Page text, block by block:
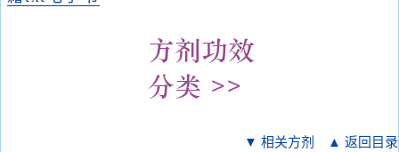
▼ 相关方剂 ▲ 返回目录